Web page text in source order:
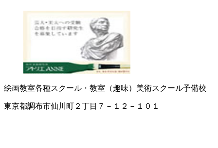
絵画教室各種スクール・教室（趣味） 美術スクール予備校
東京都調布市仙川町２丁目７－１２－１０１